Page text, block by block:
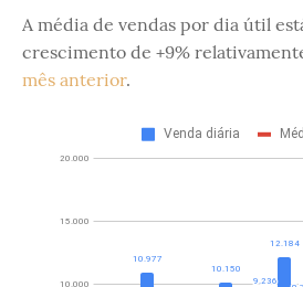
A média de vendas por dia útil
crescimento de +9%
mês anterior.